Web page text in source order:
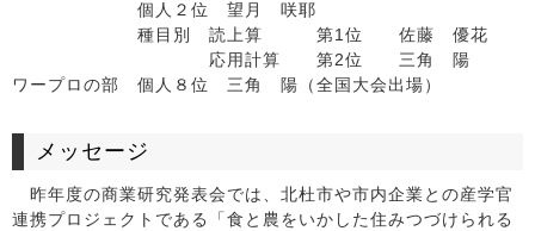
個人２位 望月 咲耶
種目別 読上算 第1位 佐藤 優花
応用計算 第2位 三角 陽
ワープロの部 個人８位 三角 陽（全国大会出場）
メッセージ
昨年度の商業研究発表会では、北杜市や市内企業との産学官
連携プロジェクトである「食と農をいかした住みつづけられる